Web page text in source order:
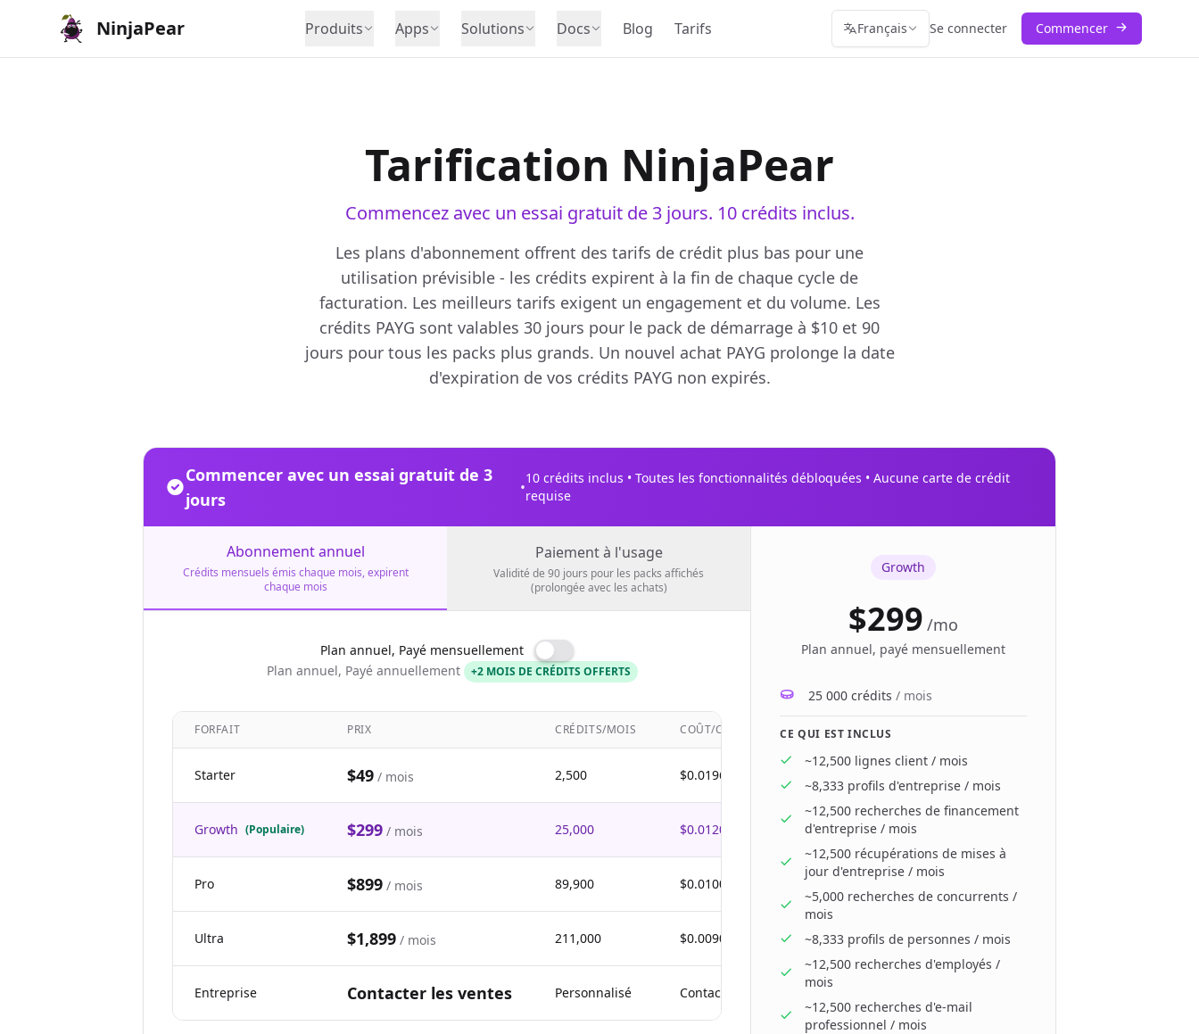
NinjaPear Produits Apps Solutions Docs Blog Tarifs Français Se connecter Commencer
Tarification NinjaPear
Commencez avec un essai gratuit de 3 jours. 10 crédits inclus.
Les plans d'abonnement offrent des tarifs de crédit plus bas pour une
utilisation prévisible - les crédits expirent à la fin de chaque cycle de
facturation. Les meilleurs tarifs exigent un engagement et du volume. Les
crédits PAYG sont valables 30 jours pour le pack de démarrage à $10 et 90
jours pour tous les packs plus grands. Un nouvel achat PAYG prolonge la date
d'expiration de vos crédits PAYG non expirés.
Commencer avec un essai gratuit de 3
jours
•10 crédits inclus • Toutes les fonctionnalités débloquées • Aucune carte de crédit
requise
Abonnement annuel
Crédits mensuels émis chaque mois, expirent
chaque mois
Paiement à l'usage
Validité de 90 jours pour les packs affichés
(prolongée avec les achats)
Plan annuel, Payé mensuellement
Plan annuel, Payé annuellement
+2 MOIS DE CRÉDITS OFFERTS
FORFAIT PRIX CRÉDITS/MOIS COÛT/CRÉDIT
Starter $49 / mois 2,500 $0.0196
Growth (Populaire) $299 / mois 25,000 $0.0120
Pro $899 / mois 89,900 $0.0100
Ultra $1,899 / mois 211,000 $0.00900
Entreprise Contacter les ventes Personnalisé Contacter les ventes
Growth
$299 /mo
Plan annuel, payé mensuellement
25 000 crédits / mois
CE QUI EST INCLUS
~12,500 lignes client / mois
~8,333 profils d'entreprise / mois
~12,500 recherches de financement
d'entreprise / mois
~12,500 récupérations de mises à
jour d'entreprise / mois
~5,000 recherches de concurrents /
mois
~8,333 profils de personnes / mois
~12,500 recherches d'employés /
mois
~12,500 recherches d'e-mail
professionnel / mois